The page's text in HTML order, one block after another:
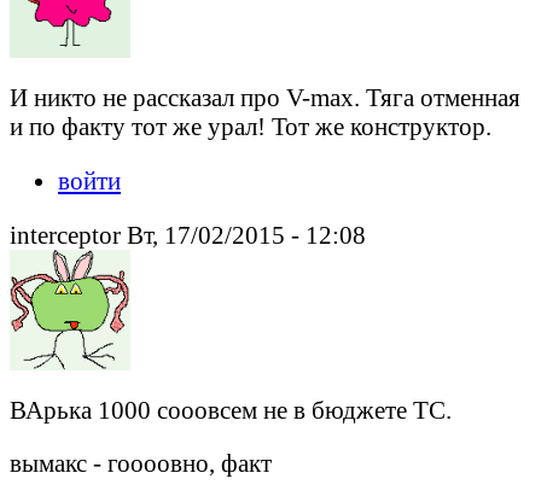
И никто не рассказал про V-max. Тяга отменная
и по факту тот же урал! Тот же конструктор.
войти
interceptor Вт, 17/02/2015 - 12:08
ВАрька 1000 сооовсем не в бюджете ТС.
вымакс - гоооовно, факт